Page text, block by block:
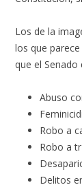
Los de la
los que
que el
Abuso
Robo a
Robo a
Delitos